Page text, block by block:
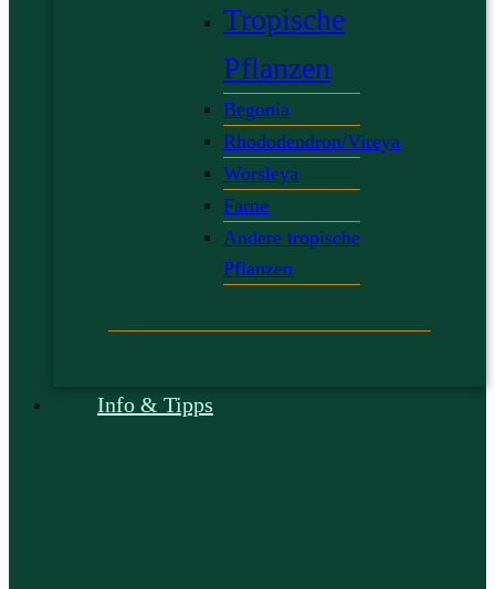
Tropische
Pflanzen
Begonia
Rhododendron/Vireya
Worsleya
Farne
Andere tropische
Pflanzen
Info & Tipps